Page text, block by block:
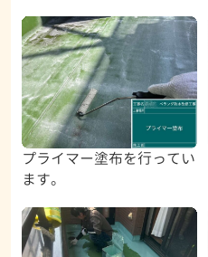
プライマー塗布を行ってい
ます。